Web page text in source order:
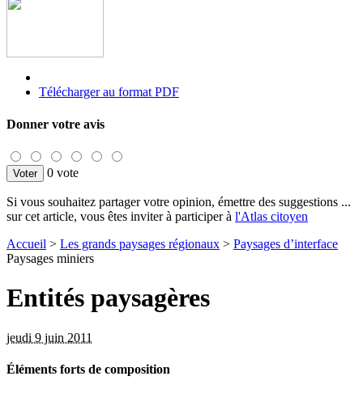
Télécharger au format PDF
Donner votre avis
0 vote
Si vous souhaitez partager votre opinion, émettre des suggestions ...
sur cet article, vous êtes inviter à participer à l'Atlas citoyen
Accueil > Les grands paysages régionaux > Paysages d’interface
Paysages miniers
Entités paysagères
jeudi 9 juin 2011
Éléments forts de composition